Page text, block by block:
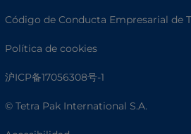
Código de Conducta Empresarial de
Política de cookies
沪ICP备17056308号-1
© Tetra Pak International S.A.